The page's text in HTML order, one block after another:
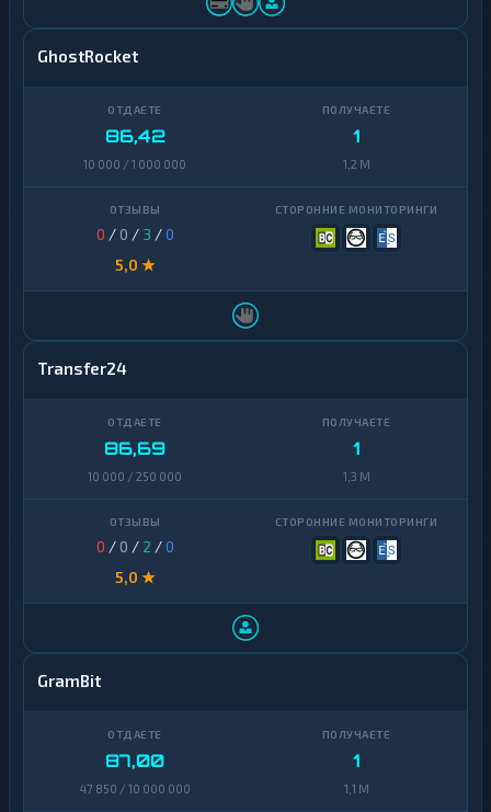
GhostRocket
86,42
10 000 / 1 000 000
1
1,2 M
0 / 0 / 3 /0
5,0 ★
Transfer24
86,69
10 000 / 250 000
1
1,3 M
0 / 0 / 2 /0
5,0 ★
GramBit
87,00
47 850 / 10 000 000
1
1,1 M